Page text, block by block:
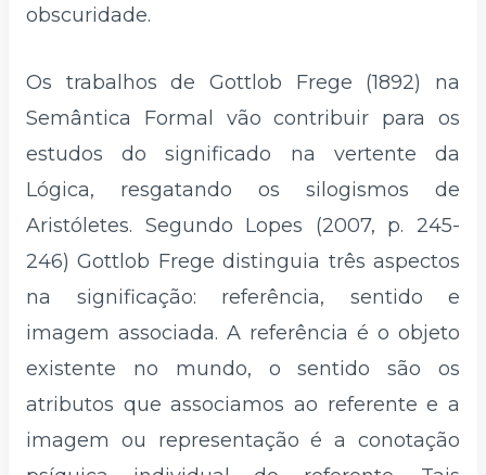
obscuridade.
Os trabalhos de Gottlob Frege (1892) na
Semântica Formal vão contribuir para os
estudos do significado na vertente da
Lógica, resgatando os silogismos de
Aristóletes. Segundo Lopes (2007, p. 245-
246) Gottlob Frege distinguia três aspectos
na significação: referência, sentido e
imagem associada. A referência é o objeto
existente no mundo, o sentido são os
atributos que associamos ao referente e a
imagem ou representação é a conotação